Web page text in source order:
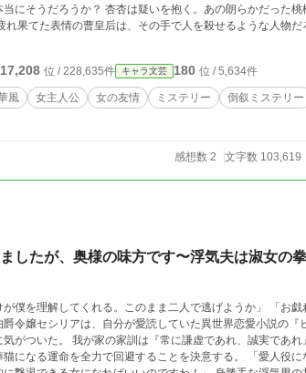
は疑いを抱く。あの朗らかだった桃桃が、そのような恐ろしいことに関わるだろ
れ果てた表情の曹皇后は、その手で人を殺せるような人物
「小青/シャオチン」と共に不審な点を調べ始める。その調査
語読みとしております。 架空王朝が舞台ではありますが、フ
います）。 プロット作成支援・設定作成支援に生成AIを利用しています（本文はすべて
17,208 位 / 228,635件 キャラ文芸 180 位 / 5,634件
風 女主人公 女の友情 ミステリー 倒叙ミステリー
感想数 2 文字数 103,619
したが、奥様の味方です〜浮気夫は淑女の
が僕を理解してくれる。このまま二人で逃げようか」 「お戯れを（
爵令嬢セシリアは、自分が愛読していた異世界恋愛小説の
気がついた。 我が家の家訓は『常に謙虚であれ、誠実であ
運命を全力で回避することを決意する。 「愛人役になるくらいなら……浮気男を礼儀正しく、か